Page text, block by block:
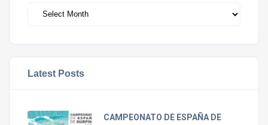
Latest Posts
CAMPEONATO DE ESPAÑA DE